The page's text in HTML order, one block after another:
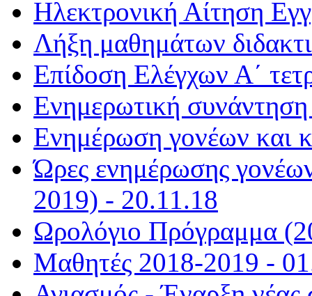
Ηλεκτρονική Αίτηση
Λήξη μαθημάτων
Επίδοση Ελέγχων Α΄
Ενημερωτική
Ενημέρωση γονέων και
Ώρες ενημέρωσης
2019) - 20.11.18
Ωρολόγιο Πρόγραμμα
Μαθητές 2018-2019 -